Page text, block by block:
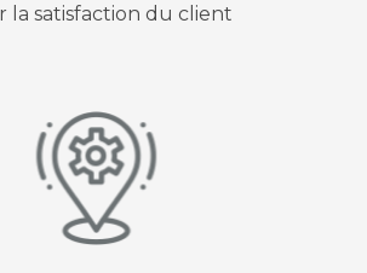
la satisfaction du client